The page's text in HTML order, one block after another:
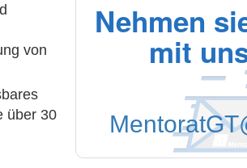
von
über 30
Nehmen
mit